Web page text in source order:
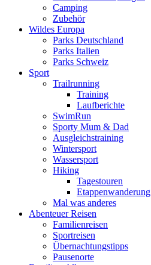
Camping
Zubehör
Wildes Europa
Parks Deutschland
Parks Italien
Parks Schweiz
Sport
Trailrunning
Training
Laufberichte
SwimRun
Sporty Mum & Dad
Ausgleichstraining
Wintersport
Wassersport
Hiking
Tagestouren
Etappenwanderung
Mal was anderes
Abenteuer Reisen
Familienreisen
Sportreisen
Übernachtungstipps
Pausenorte